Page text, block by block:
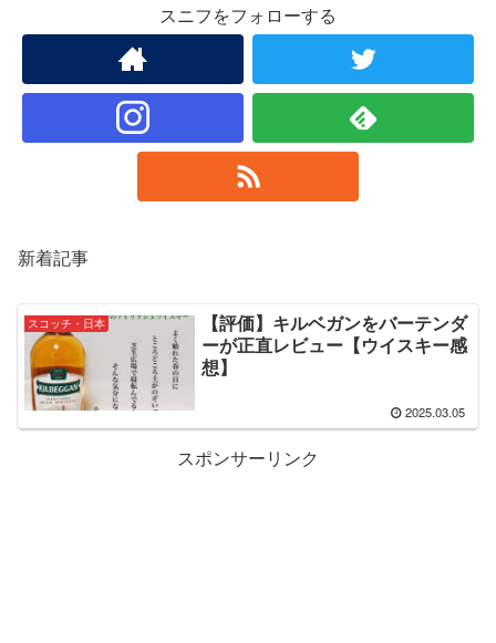
スニフをフォローする
新着記事
スコッチ・日本
【評価】キルベガンをバーテンダ
ーが正直レビュー【ウイスキー感
想】
2025.03.05
スポンサーリンク